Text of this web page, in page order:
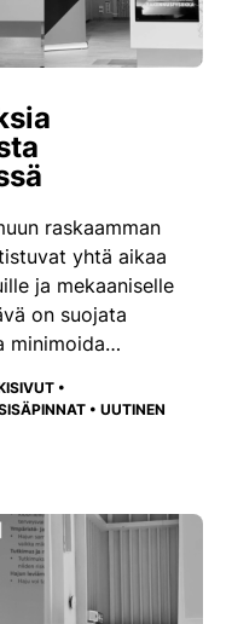
raskaamman
yhtä aikaa
ja mekaaniselle
on suojata
minimoida…
•
• UUTINEN